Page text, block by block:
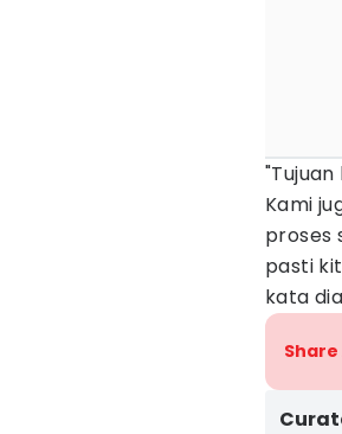
Kami
proses
pasti
kata